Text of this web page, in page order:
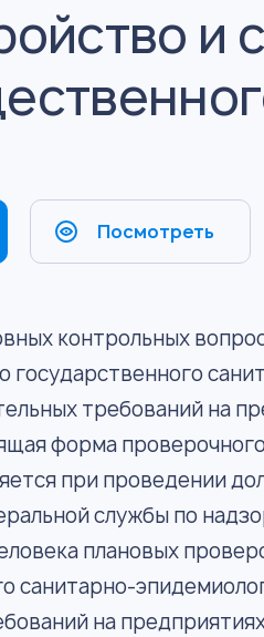
Посмотреть
контрольных
требований на
форма
при проведении
службы по
плановых
санитарно-
на